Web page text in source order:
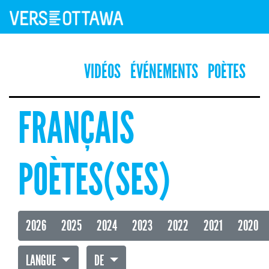
VIDÉOS ÉVÉNEMENTS POÈTES
FRANÇAIS
POÈTES(SES)
2026 2025 2024 2023 2022 2021 2020
LANGUE DE